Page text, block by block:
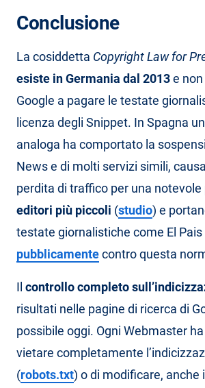
Conclusione
La cosiddetta Copyright Law for
esiste in Germania dal 2013e
Google a pagare le testate
licenza degli Snippet. In Spagna
analoga ha comportato la
News e di molti servizi simili,
perdita di traffico per una notevole
editori più piccoli (studio) e
testate giornalistiche come El Pais
pubblicamentecontro questa
Il controllo completo
risultati nelle pagine di ricerca di
possibile oggi. Ogni Webmaster
vietare completamente
(robots.txt) o di modificare, anche